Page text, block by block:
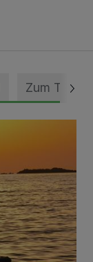
Zum Thema